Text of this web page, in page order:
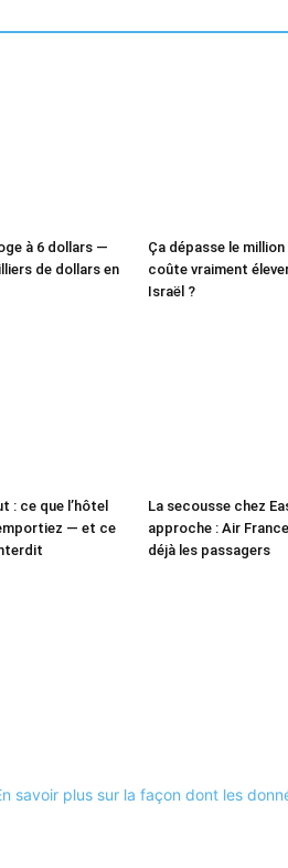
à 6 dollars —
de dollars en
Ça dépasse le
coûte vraiment
Israël ?
: ce que l’hôtel
— et ce
La secousse chez
approche : Air
déjà les passagers
savoir plus sur la façon dont les